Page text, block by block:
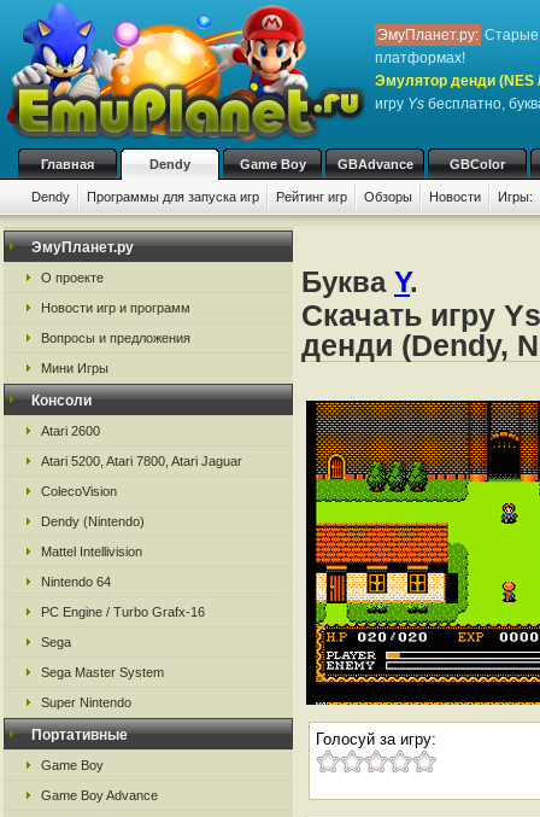
ЭмуПланет.ру: Старые
платформах!
Эмулятор денди (NES
игру Ys бесплатно,
Главная Dendy Game Boy GBAdvance GBColor
Dendy Программы для запуска игр Рейтинг игр Обзоры Новости Игры:
ЭмуПланет.ру
О проекте
Новости игр и программ
Вопросы и предложения
Мини Игры
Консоли
Atari 2600
Atari 5200, Atari 7800, Atari Jaguar
ColecoVision
Dendy (Nintendo)
Mattel Intellivision
Nintendo 64
PC Engine / Turbo Grafx-16
Sega
Sega Master System
Super Nintendo
Портативные
Game Boy
Game Boy Advance
Буква Y.
Скачать игру
денди (Dendy,
Голосуй за игру: